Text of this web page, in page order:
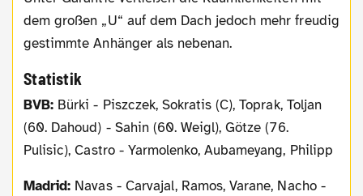
dem großen „U“ auf dem Dach jedoch mehr freudig
gestimmte Anhänger als nebenan.
Statistik
BVB: Bürki - Piszczek, Sokratis (C), Toprak, Toljan
(60. Dahoud) - Sahin (60. Weigl), Götze (76.
Pulisic), Castro - Yarmolenko, Aubameyang, Philipp
Madrid: Navas - Carvajal, Ramos, Varane, Nacho -